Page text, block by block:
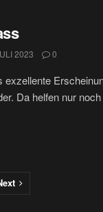
2023 0
exzellente
Da helfen nur